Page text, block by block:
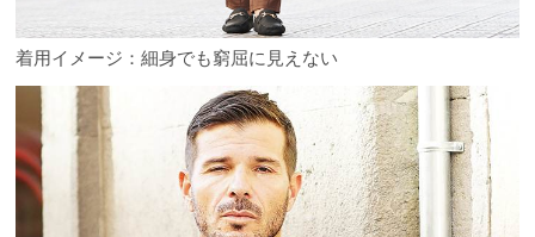
着用イメージ：細身でも窮屈に見えない